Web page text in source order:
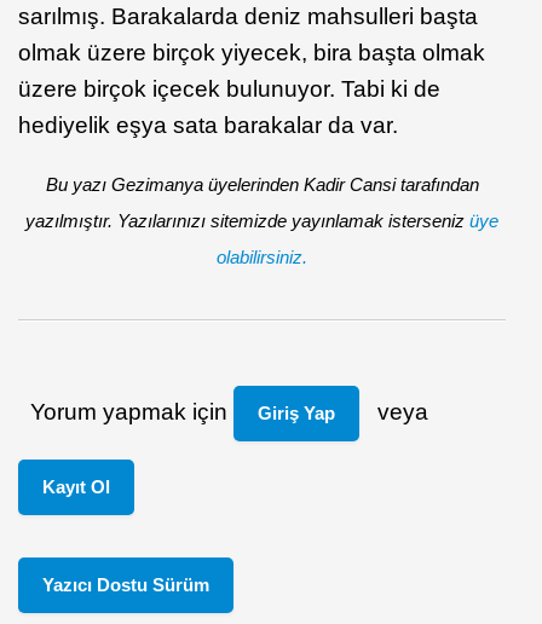
sarılmış. Barakalarda deniz mahsulleri başta
olmak üzere birçok yiyecek, bira başta olmak
üzere birçok içecek bulunuyor. Tabi ki de
hediyelik eşya sata barakalar da var.
Bu yazı Gezimanya üyelerinden Kadir Cansi tarafından
yazılmıştır. Yazılarınızı sitemizde yayınlamak isterseniz üye
olabilirsiniz.
Yorum yapmak için Giriş Yap veya
Kayıt Ol
Yazıcı Dostu Sürüm